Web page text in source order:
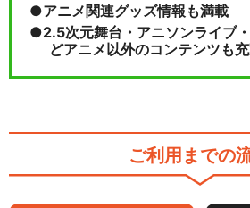
アニメ関連グッズ情報も満載
2.5次元舞台・アニソンライブ
どアニメ以外のコンテンツも
ご利用までの